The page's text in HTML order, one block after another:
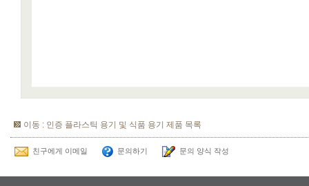
이동 : 인증 플라스틱 용기 및 식품 용기 제품 목록
친구에게 이메일 문의하기 문의 양식 작성